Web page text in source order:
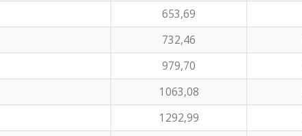
653,69
732,46
979,70
1063,08
1292,99